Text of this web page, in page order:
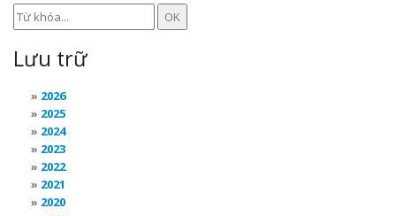
Lưu trữ
2026
2025
2024
2023
2022
2021
2020